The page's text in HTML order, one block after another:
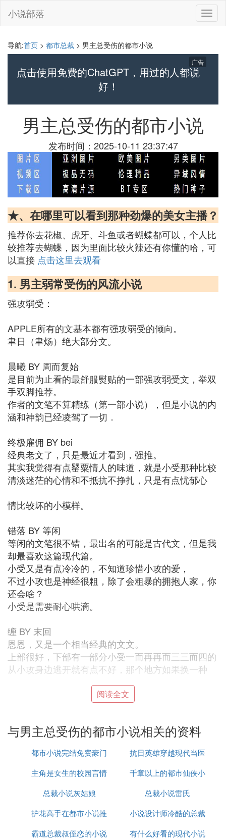
切
换
小说部落
导航:首页 > 都市总裁 > 男主总受伤的都市小说
点击使用免费的ChatGPT，用过的人都说
好！
广告
男主总受伤的都市小说
发布时间：2025-10-11 23:37:47
★、在哪里可以看到那种劲爆的美女主播？
推荐你去花椒、虎牙、斗鱼或者蝴蝶都可以，个人比
较推荐去蝴蝶，因为里面比较火辣还有你懂的哈，可
以直接 点击这里去观看
1. 男主弱常受伤的风流小说
强攻弱受：
APPLE所有的文基本都有强攻弱受的倾向。
聿日（聿炀）绝大部分文。
晨曦 BY 周而复始
是目前为止看的最舒服熨贴的一部强攻弱受文，举双
手双脚推荐。
作者的文笔不算精练（第一部小说），但是小说的内
涵和神韵已经凌驾了一切．
终极雇佣 BY bei
经典老文了，只是最近才看到，强推。
其实我觉得有点罂粟情人的味道，就是小受那种比较
清淡迷茫的心情和不抵抗不挣扎，只是有点忧郁心
情比较坏的小模样。
错落 BY 等闲
等闲的文笔很不错，最出名的可能是古代文，但是我
却最喜欢这篇现代篇。
小受又是有点冷冷的，不知道珍惜小攻的爱，
不过小攻也是神经很粗，除了会粗暴的拥抱人家，你
还会啥？
小受是需要耐心哄滴。
缠 BY 末回
恩恩，又是一个相当经典的文文。
上部很好，下部有一部分小受一而再再而三三而四的
从小攻身边逃开就有点不好，那个地方如果换一种
方式处理，让小受比较坚定立场地站在小攻身边，或
者比较主动表达自己的思想会更好。
末回的飞狐 也很好看，又一个完美小攻，小受就面
食人花 BY 末回
开篇有点拖沓，但是后面就越来越进入状况，看小攻
一点点把小受的外界依靠都隔绝掉，吞吃入腹的过
程还蛮爽的（我不否认小攻有点BT，可我实在爱死
阅读全文
与男主总受伤的都市小说相关的资料
都市小说完结免费豪门
隐婚
抗日英雄穿越现代当医
生的小说
主角是女生的校园言情
小说
千章以上的都市仙侠小
说排行榜
总裁小说灰姑娘
总裁小说雷氏
护花高手在都市小说推
到
小说设计师冷酷的总裁
霸道总裁叔侄恋的小说
有什么好看的现代小说